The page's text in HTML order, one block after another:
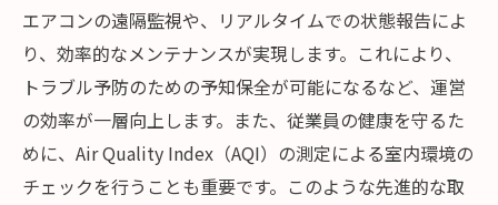
エアコンの遠隔監視や、リアルタイムでの状態報告によ
り、効率的なメンテナンスが実現します。これにより、
トラブル予防のための予知保全が可能になるなど、運営
の効率が一層向上します。また、従業員の健康を守るた
めに、Air Quality Index（AQI）の測定による室内環境の
チェックを行うことも重要です。このような先進的な取